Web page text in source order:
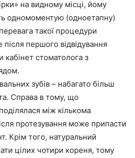
на видному місці, йому
одномоментую (одноетапну)
такої процедури
першого відвідування
стоматолога з
зубів – набагато більш
Справа в тому, що
між кількома
протезування може припасти
Крім того, натуральний
цілих чотири кореня, тому